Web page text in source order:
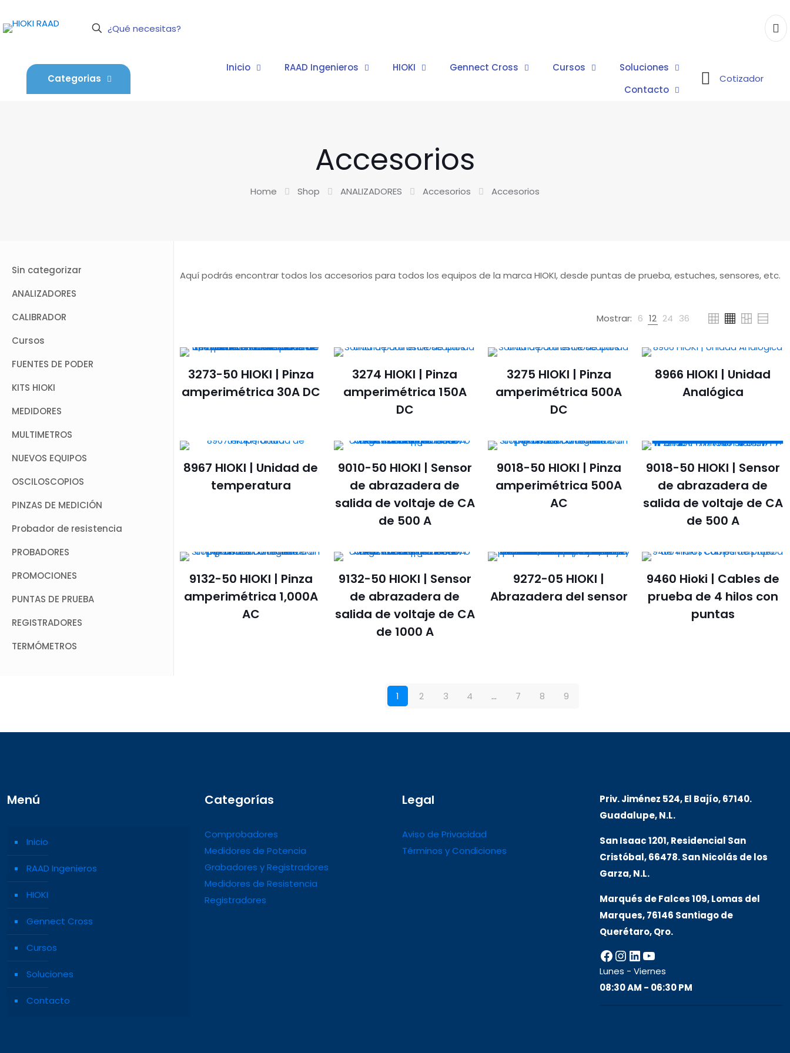
Categorias
Inicio RAAD Ingenieros HIOKI Gennect Cross Cursos
Soluciones
Contacto
Cotizador
Accesorios
Home Shop ANALIZADORES Accesorios Accesorios
Aquí podrás encontrar todos los accesorios para todos los equipos de la marca HIOKI, desde puntas de prueba, estuches, sensores, etc.
Mostrar: 6 12 24 36
3273-50 HIOKI | Pinza
amperimétrica 30A DC
3274 HIOKI | Pinza
amperimétrica 150A
DC
3275 HIOKI | Pinza
amperimétrica 500A
DC
8966 HIOKI | Unidad
Analógica
8967 HIOKI | Unidad de
temperatura
9010-50 HIOKI | Sensor
de abrazadera de
salida de voltaje de CA
de 500 A
9018-50 HIOKI | Pinza
amperimétrica 500A
AC
9018-50 HIOKI | Sensor
de abrazadera de
salida de voltaje de CA
de 500 A
9132-50 HIOKI | Pinza
amperimétrica 1,000A
AC
9132-50 HIOKI | Sensor
de abrazadera de
salida de voltaje de CA
de 1000 A
9272-05 HIOKI |
Abrazadera del sensor
9460 Hioki | Cables de
prueba de 4 hilos con
puntas
1 2 3 4 … 7 8 9
Sin categorizar
ANALIZADORES
CALIBRADOR
Cursos
FUENTES DE PODER
KITS HIOKI
MEDIDORES
MULTIMETROS
NUEVOS EQUIPOS
OSCILOSCOPIOS
PINZAS DE MEDICIÓN
Probador de resistencia
PROBADORES
PROMOCIONES
PUNTAS DE PRUEBA
REGISTRADORES
TERMÓMETROS
Menú
Inicio
RAAD Ingenieros
HIOKI
Gennect Cross
Cursos
Soluciones
Contacto
Categorías
Comprobadores
Medidores de Potencia
Grabadores y Registradores
Medidores de Resistencia
Registradores
Legal
Aviso de Privacidad
Términos y Condiciones
Priv. Jiménez 524, El Bajío, 67140.
Guadalupe, N.L.
San Isaac 1201, Residencial San
Cristóbal, 66478. San Nicolás de los
Garza, N.L.
Marqués de Falces 109, Lomas del
Marques, 76146 Santiago de
Querétaro, Qro.
Facebook
Instagram
LinkedIn
YouTube
Lunes - Viernes
08:30 AM - 06:30 PM